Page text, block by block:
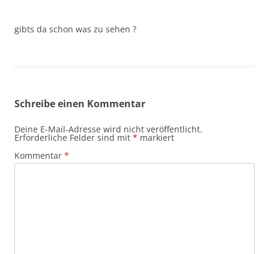
gibts da schon was zu sehen ?
Schreibe einen Kommentar
Deine E-Mail-Adresse wird nicht veröffentlicht.
Erforderliche Felder sind mit * markiert
Kommentar *